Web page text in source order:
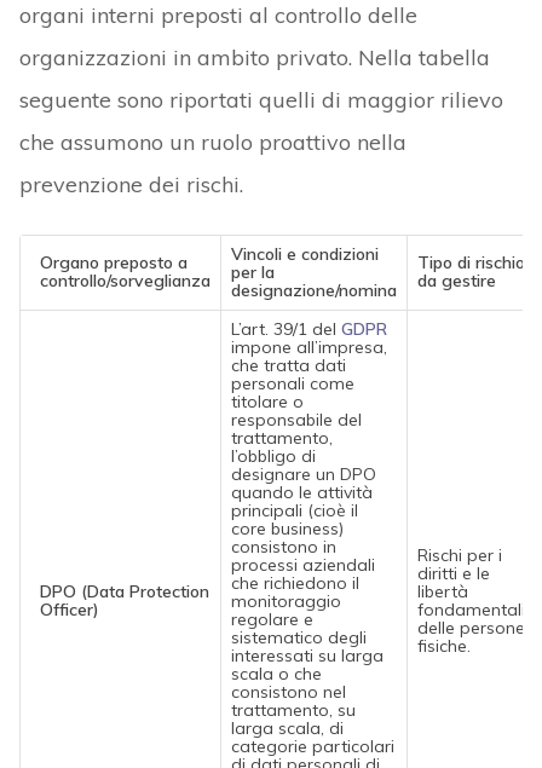
organi interni preposti al controllo delle
organizzazioni in ambito privato. Nella tabella
seguente sono riportati quelli di maggior rilievo
che assumono un ruolo proattivo nella
prevenzione dei rischi.
Organo preposto a
controllo/sorveglianza
Vincoli e condizioni
per la
designazione/nomina
Tipo di rischio
da gestire
DPO (Data Protection
Officer)
L’art. 39/1 del GDPR
impone all’impresa,
che tratta dati
personali come
titolare o
responsabile del
trattamento,
l’obbligo di
designare un DPO
quando le attività
principali (cioè il
core business)
consistono in
processi aziendali
che richiedono il
monitoraggio
regolare e
sistematico degli
interessati su larga
scala o che
consistono nel
trattamento, su
larga scala, di
categorie particolari
Rischi per i
diritti e le
libertà
fondamentali
delle persone
fisiche.